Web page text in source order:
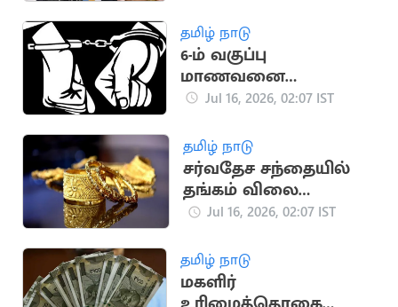
தமிழ் நாடு
6-ம் வகுப்பு
மாணவனை
சுத்தியலால் தாக்கிய
Jul 16, 2026, 02:07 IST
தமிழ் நாடு
சர்வதேச சந்தையில்
தங்கம் விலை
அதிரடியாக குறைந்தது
Jul 16, 2026, 02:07 IST
தமிழ் நாடு
மகளிர்